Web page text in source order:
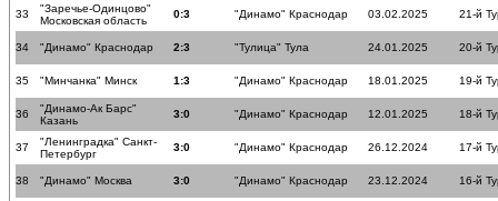
33
"Заречье-Одинцово"
Московская область
0:3 "Динамо" Краснодар 03.02.2025 21-й
34 "Динамо" Краснодар 2:3 "Тулица" Тула 24.01.2025 20-й
35 "Минчанка" Минск 1:3 "Динамо" Краснодар 18.01.2025 19-й
36
"Динамо-Ак Барс"
Казань
3:0 "Динамо" Краснодар 12.01.2025 18-й
37
"Ленинградка" Санкт-
Петербург
3:0 "Динамо" Краснодар 26.12.2024 17-й
38 "Динамо" Москва 3:0 "Динамо" Краснодар 23.12.2024 16-й